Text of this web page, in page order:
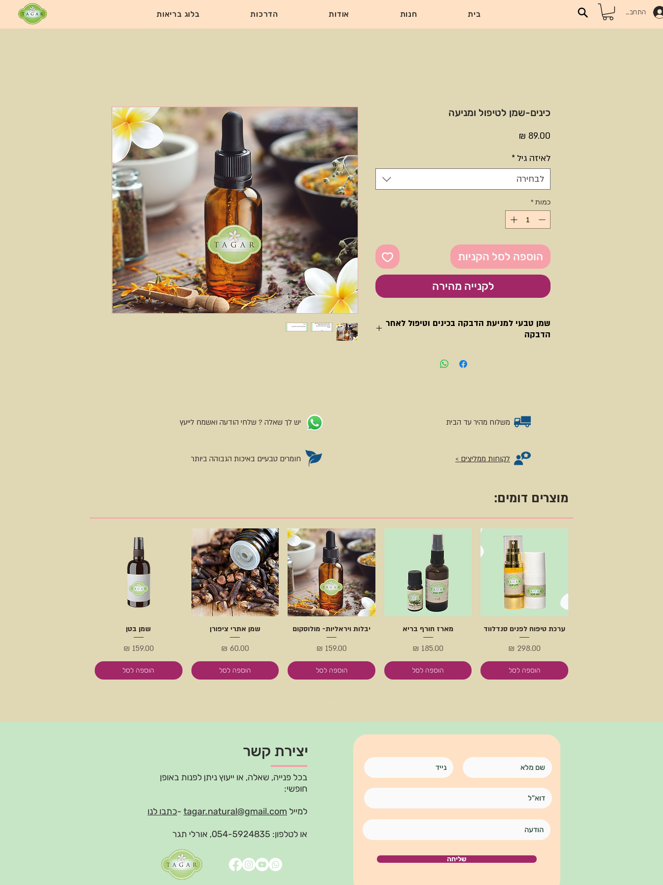
בית חנות אודות הדרכות בלוג בריאות התחברות
כינים-שמן לטיפול ומניעה
לאיזה גיל *
לבחירה
כמות *
הוספה לסל הקניות
לקנייה מהירה
שמן טבעי למניעת הדבקה בכינים וטיפול לאחר
הדבקה
מזמן הטפטוף.
השמן, להשאיר לחצי שעה לפחות, לסרק במסרק כינים עם
שיניים צפופות ולחפוף כרגיל. מומלץ לחזור על הטיפול יום
כיצד פועל התכשיר: שילוב השמנים הריחנייים שבתערובת
הדבקה. בנוסף, השמן ממיס את הדבק שמחבר בין ביצי
הכינים לשיערה ובכך מקל על הוצאתן בזמן הסירוק במסרק
הכינים.
יש לך שאלה ? שלחי הודעה ואשמח לייעץ
חומרים טבעיים באיכות הגבוהה ביותר
משלוח מהיר עד הבית
לקוחות ממליצים >
מוצרים דומים:
ערכת טיפוח לפנים סנדלווד
מחיר
הוספה לסל
מארז חורף בריא
מחיר
הוספה לסל
יבלות ויראליות- מולוסקום
מחיר
הוספה לסל
שמן אתרי ציפורן
מחיר
הוספה לסל
שמן בטן
מחיר
הוספה לסל
יצירת קשר
בכל פנייה, שאלה, או ייעוץ ניתן לפנות באופן
חופשי:
למייל tagar.natural@gmail.com
-כתבו לנו
או לטלפון: 054-5924835, אורלי תגר
שליחה